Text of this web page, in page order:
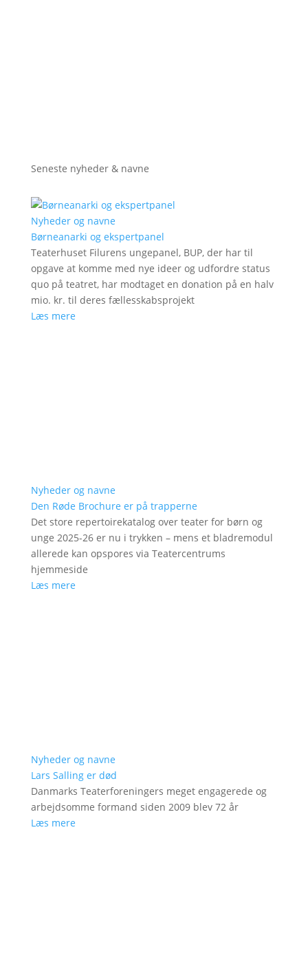
Seneste nyheder & navne
Nyheder og navne
Børneanarki og ekspertpanel
Teaterhuset Filurens ungepanel, BUP, der har til
opgave at komme med nye ideer og udfordre status
quo på teatret, har modtaget en donation på en halv
mio. kr. til deres fællesskabsprojekt
Læs mere
Nyheder og navne
Den Røde Brochure er på trapperne
Det store repertoirekatalog over teater for børn og
unge 2025-26 er nu i trykken – mens et bladremodul
allerede kan opspores via Teatercentrums
hjemmeside
Læs mere
Nyheder og navne
Lars Salling er død
Danmarks Teaterforeningers meget engagerede og
arbejdsomme formand siden 2009 blev 72 år
Læs mere